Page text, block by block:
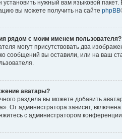
нужный вам языковой пакет.
вы можете получить на сайте phpBB
рядом с моим именем пользователя?
могут присутствовать два
сообщений вы оставили, или на ваш
аватары?
раздела вы можете добавить
От администратора зависит,
с администратором